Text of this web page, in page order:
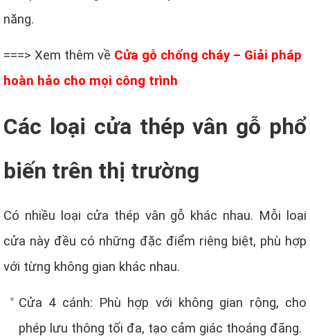
năng.
===> Xem thêm về Cửa gỗ chống cháy – Giải pháp
hoàn hảo cho mọi công trình
Các loại cửa thép vân gỗ phổ
biến trên thị trường
Có nhiều loại cửa thép vân gỗ khác nhau. Mỗi loại
cửa này đều có những đặc điểm riêng biệt, phù hợp
với từng không gian khác nhau.
Cửa 4 cánh: Phù hợp với không gian rộng, cho
phép lưu thông tối đa, tạo cảm giác thoáng đãng.